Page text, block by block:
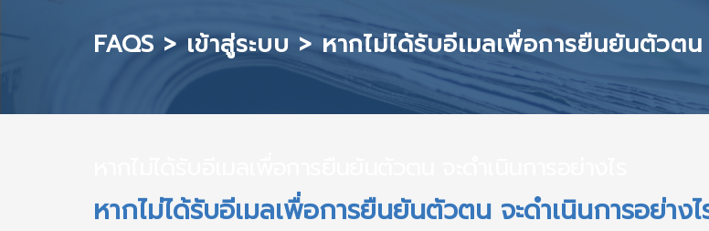
FAQS> เข้าสู่ระบบ >หากไม่ได้รับอีเมลเพื่อการยืนยันตัวตน
หากไม่ได้รับอีเมลเพื่อการยืนยันตัวตน จะดำเนินการอย่างไ